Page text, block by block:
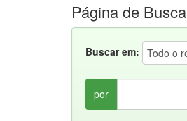
Página de Busca
Buscar em:
por